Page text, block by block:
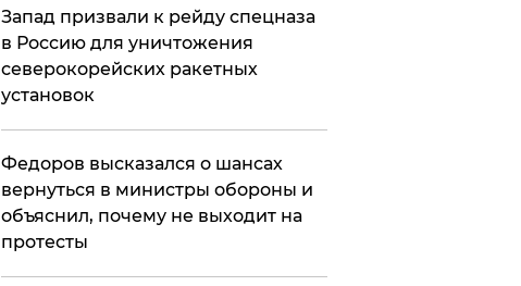
Запад призвали к рейду спецназа
в Россию для уничтожения
северокорейских ракетных
установок
Федоров высказался о шансах
вернуться в министры обороны и
объяснил, почему не выходит на
протесты